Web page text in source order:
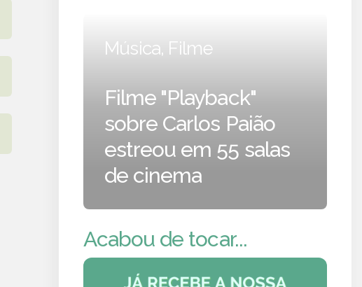
Música, Filme
Filme "Playback"
sobre Carlos Paião
estreou em 55 salas
de cinema
Acabou de tocar...